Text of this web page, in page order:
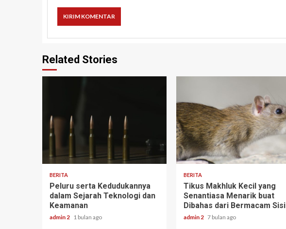
Related Stories
BERITA
Peluru serta Kedudukannya
dalam Sejarah Teknologi dan
Keamanan
admin 2 1 bulan ago
3 min read
BERITA
Tikus Makhluk Kecil yang
Senantiasa Menarik buat
Dibahas dari Bermacam Sisi
admin 2 7 bulan ago